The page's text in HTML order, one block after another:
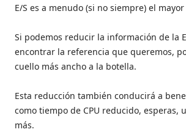
E/S es a menudo (si no siempre) el
Si podemos reducir la información de la
encontrar la referencia que queremos,
cuello más ancho a la botella.
Esta reducción también conducirá a
como tiempo de CPU reducido, esperas,
más.